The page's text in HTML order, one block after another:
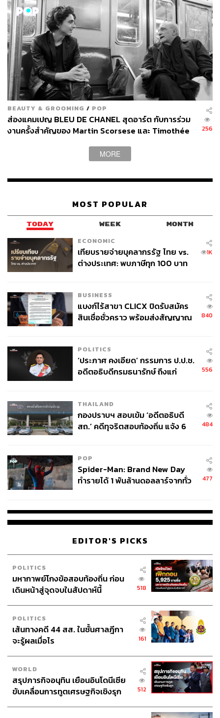
BEAUTY & GROOMING / POP
ส่องแคมเปญ BLEU DE CHANEL สุดอาร์ต กับการร่วม
งานครั้งสำคัญของ Martin Scorsese และ Timothée
256
MORE
MOST POPULAR
TODAY WEEK MONTH
ECONOMIC
เทียบรายจ่ายบุคลากรรัฐ ไทย vs.
ต่างประเทศ: พบภาษีทุก 100 บาท
1K
BUSINESS
แบงก์ไร้สาขา CLICX ปิดรับสมัคร
สินเชื่อชั่วคราว พร้อมส่งสัญญาณ
840
POLITICS
‘ประภาศ คงเอียด’ กรรมการ ป.ป.ช.
อดีตอธิบดีกรมธนารักษ์ ถึงแก่
556
THAILAND
กองปราบฯ สอบเข้ม ‘อดีตอธิบดี
สถ.’ คดีทุจริตสอบท้องถิ่น แจ้ง 6
484
POP
Spider-Man: Brand New Day
ทำรายได้ 1 พันล้านดอลลาร์จากทั่ว
477
EDITOR'S PICKS
POLITICS
มหากาพย์โกงข้อสอบท้องถิ่น ก่อน
เดินหน้าสู่จุดจบในสัปดาห์นี้
518
POLITICS
เส้นทางคดี 44 สส. ในชั้นศาลฎีกา
จะรู้ผลเมื่อไร
161
WORLD
สรุปภารกิจอนุทิน เยือนอินโดนีเซีย
ขับเคลื่อนการทูตเศรษฐกิจเชิงรุก
512